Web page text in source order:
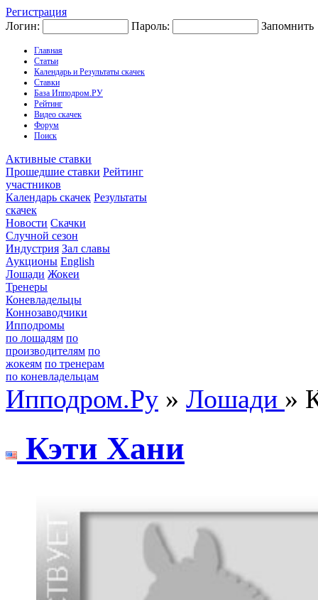
Регистрация
Логин:
Пароль: Запомнить
Главная
Статьи
Календарь и Результаты скачек
Ставки
База Ипподром.РУ
Рейтинг
Видео скачек
Форум
Поиск
Активные ставки
Прошедшие ставки Рейтинг
участников
Календарь скачек Результаты
скачек
Новости Скачки
Случной сезон
Индустрия Зал славы
Аукционы English
Лошади Жокеи
Тренеры
Коневладельцы
Коннозаводчики
Ипподромы
по лошадям по
производителям по
жокеям по тренерам
по коневладельцам
Ипподром.Ру » Лошади »
Кэти Хани